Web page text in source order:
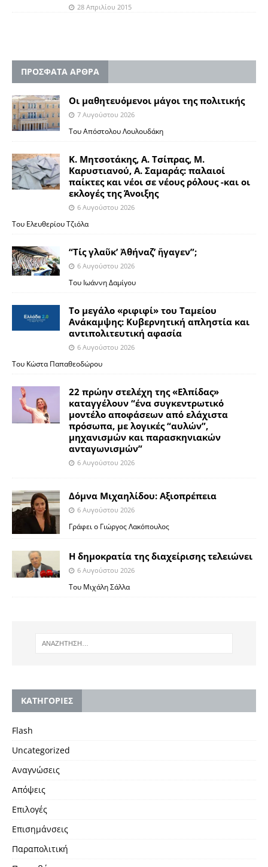
28 Απριλίου 2015
ΠΡΟΣΦΑΤΑ ΑΡΘΡΑ
Οι μαθητευόμενοι μάγοι της πολιτικής
7 Αυγούστου 2026
Του Απόστολου Λουλουδάκη
Κ. Μητσοτάκης, Α. Τσίπρας, Μ.
Καρυστιανού, Α. Σαμαράς: παλαιοί
παίκτες και νέοι σε νέους ρόλους -και οι
εκλογές της Άνοιξης
6 Αυγούστου 2026
Του Ελευθερίου Τζιόλα
“Τίς γλαῦκ’ Ἀθήναζ’ ἤγαγεν”;
6 Αυγούστου 2026
Του Ιωάννη Δαμίγου
Το μεγάλο «ριφιφί» του Ταμείου
Ανάκαμψης: Κυβερνητική απληστία και
αντιπολιτευτική αφασία
6 Αυγούστου 2026
Του Κώστα Παπαθεοδώρου
22 πρώην στελέχη της «Ελπίδας»
καταγγέλουν “ένα συγκεντρωτικό
μοντέλο αποφάσεων από ελάχιστα
πρόσωπα, με λογικές “αυλών”,
μηχανισμών και παρασκηνιακών
ανταγωνισμών”
6 Αυγούστου 2026
Δόμνα Μιχαηλίδου: Αξιοπρέπεια
6 Αυγούστου 2026
Γράφει ο Γιώργος Λακόπουλος
Η δημοκρατία της διαχείρισης τελειώνει
6 Αυγούστου 2026
Του Μιχάλη Σάλλα
KΑΤΗΓΟΡΙΕΣ
Flash
Uncategorized
Αναγνώσεις
Απόψεις
Επιλογές
Επισημάνσεις
Παραπολιτική